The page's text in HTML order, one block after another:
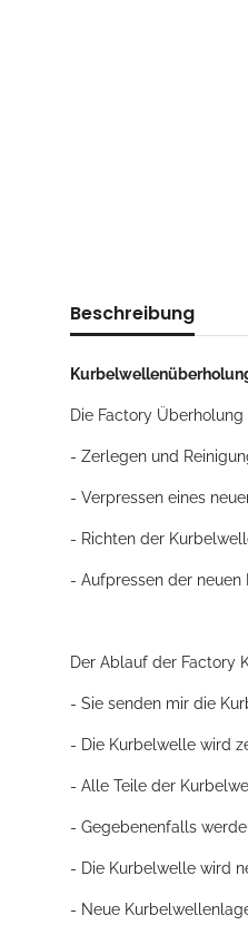
Beschreibung
Die Factory
- Zerlegen und
- Verpressen eines
- Richten der
- Aufpressen der
Der Ablauf der Factory
- Sie senden mir die
- Die Kurbelwelle wird
- Alle Teile der
- Gegebenenfalls
- Die Kurbelwelle wird
- Neue